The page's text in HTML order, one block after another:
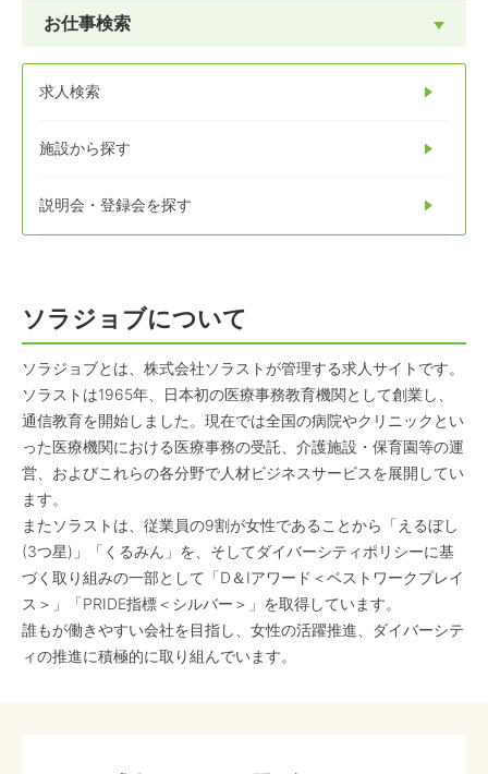
お仕事検索
求人検索
施設から探す
説明会・登録会を探す
ソラジョブについて
ソラジョブとは、株式会社ソラストが管理する求人サイトです。
ソラストは1965年、日本初の医療事務教育機関として創業し、
通信教育を開始しました。現在では全国の病院やクリニックとい
った医療機関における医療事務の受託、介護施設・保育園等の運
営、およびこれらの各分野で人材ビジネスサービスを展開してい
ます。
またソラストは、従業員の9割が女性であることから「えるぼし
(3つ星)」「くるみん」を、そしてダイバーシティポリシーに基
づく取り組みの一部として「D＆Iアワード＜ベストワークプレイ
ス＞」「PRIDE指標＜シルバー＞」を取得しています。
誰もが働きやすい会社を目指し、女性の活躍推進、ダイバーシテ
ィの推進に積極的に取り組んでいます。